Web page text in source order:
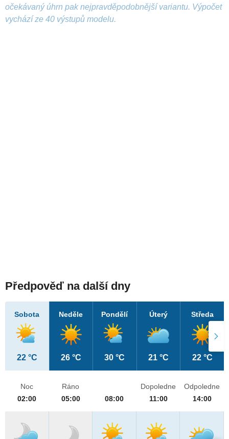
očekávaný úhrn pak nejpravděpodobnější variantu. Výpočet
vychází ze 40 výstupů modelu.
Předpověď na další dny
Sobota
22 °C
Neděle
26 °C
Pondělí
30 °C
Úterý
21 °C
Středa
22 °C
Noc
02:00
Ráno
05:00
08:00
Dopoledne
11:00
Odpoledne
14:00